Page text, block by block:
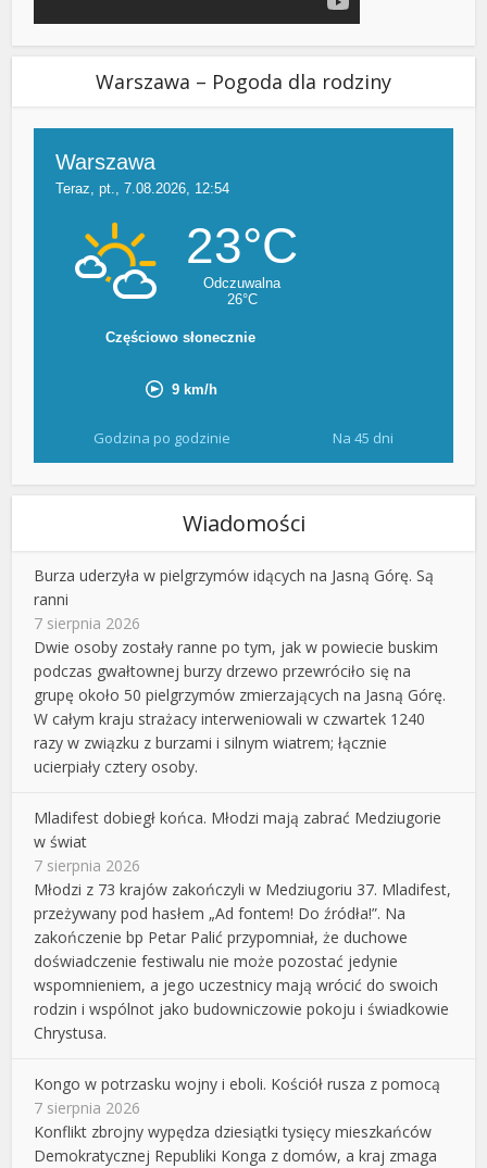
Warszawa – Pogoda dla rodziny
Godzina po godzinie Na 45 dni
Wiadomości
Burza uderzyła w pielgrzymów idących na Jasną Górę. Są
ranni
7 sierpnia 2026
Dwie osoby zostały ranne po tym, jak w powiecie buskim
podczas gwałtownej burzy drzewo przewróciło się na
grupę około 50 pielgrzymów zmierzających na Jasną Górę.
W całym kraju strażacy interweniowali w czwartek 1240
razy w związku z burzami i silnym wiatrem; łącznie
ucierpiały cztery osoby.
Mladifest dobiegł końca. Młodzi mają zabrać Medziugorie
w świat
7 sierpnia 2026
Młodzi z 73 krajów zakończyli w Medziugoriu 37. Mladifest,
przeżywany pod hasłem „Ad fontem! Do źródła!”. Na
zakończenie bp Petar Palić przypomniał, że duchowe
doświadczenie festiwalu nie może pozostać jedynie
wspomnieniem, a jego uczestnicy mają wrócić do swoich
rodzin i wspólnot jako budowniczowie pokoju i świadkowie
Chrystusa.
Kongo w potrzasku wojny i eboli. Kościół rusza z pomocą
7 sierpnia 2026
Konflikt zbrojny wypędza dziesiątki tysięcy mieszkańców
Demokratycznej Republiki Konga z domów, a kraj zmaga